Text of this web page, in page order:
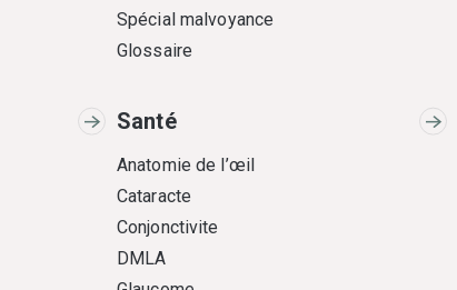
Spécial malvoyance
Glossaire
Santé
Anatomie de l’œil
Cataracte
Conjonctivite
DMLA